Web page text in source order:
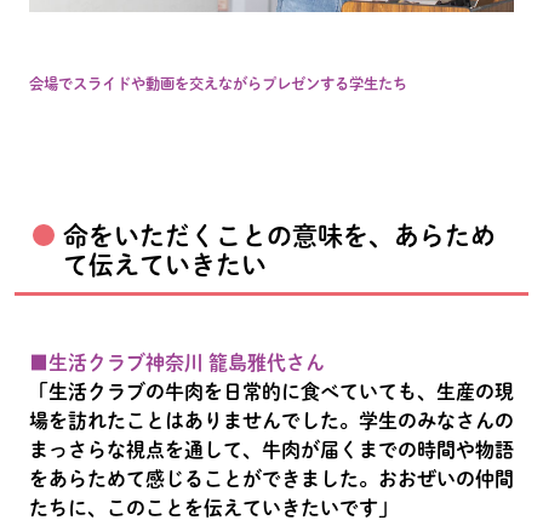
会場でスライドや動画を交えながらプレゼンする学生たち
命をいただくことの意味を、あらため
て伝えていきたい
■生活クラブ神奈川 籠島雅代さん
「生活クラブの牛肉を日常的に食べていても、生産の現
場を訪れたことはありませんでした。学生のみなさんの
まっさらな視点を通して、牛肉が届くまでの時間や物語
をあらためて感じることができました。おおぜいの仲間
たちに、このことを伝えていきたいです」